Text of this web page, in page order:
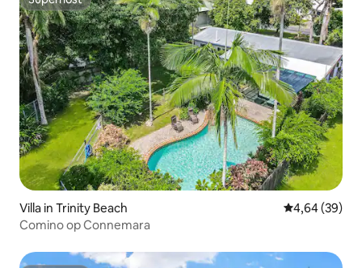
Superhost
Villa in Trinity Beach Gemiddelde
4,64 (39)
Comino op Connemara